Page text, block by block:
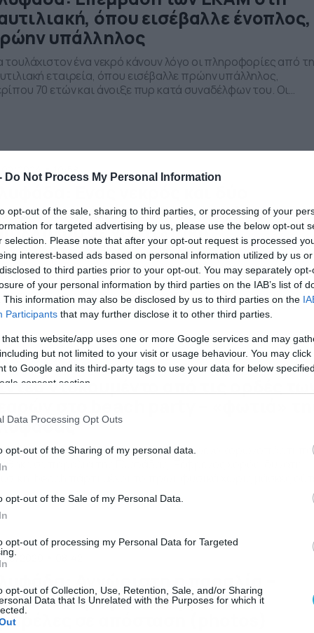
Do Not Process My Personal Information
opt-out of the sale, sharing to third parties, or processing of your
for targeted advertising by us, please use the below opt-out
selection. Please note that after your opt-out request is processed
interest-based ads based on personal information utilized by us
to third parties prior to your opt-out. You may separately
of your personal information by third parties on the IAB’s list of
This information may also be disclosed by us to third parties on the
Participants that may further disclose it to other third parties.
that this website/app uses one or more Google services and may
but not limited to your visit or usage behaviour. You may
to Google and its third-party tags to use your data for below
consent section.
Data Processing Opt Outs
opt-out of the Sharing of my personal data.
opt-out of the Sale of my Personal Data.
opt-out of processing my Personal Data for Targeted
opt-out of Collection, Use, Retention, Sale, and/or Sharing
Data that Is Unrelated with the Purposes for which it
όπου εισέβαλλε ένοπλος,
υπάλληλος
τουλάχιστον ένα νεκρό κάνουν λόγο οι πληροφορίες από τη
εταιρεία, όπου εισέβαλλε πρώην υπάλληλος,
70 ετών και άνοιξε πυρ κατά συναδέλφων του. Οι
02/2024
από επίθεση απολυμένου
σε ναυτιλιακή
τραγωδία στη Γλυφάδα, καθώς πρώην υπάλληλος
εταιρείας, ο οποίος φέρεται να είχε απολυθεί
εισεβαλλε με όπλο και πυροβόλησε κατά πάντων.
σήμανε συναγερμός στην αστυνομία, σύμφωνα με τις
πληροφορίες, εμπλεκόμενος φέρεται να είναι ένας
από τους πυροβολισμούς στην εταιρεία που
στην […]
06/2021 20:25
ντοκουμέντο από τις ορδές των
ελέγχου βγήκε η κατάσταση σε ξέφρενο κορωνοπάρτι που
σε παραλία της Γλυφάδας. Ξέφρενος χορός, δυνατή
ασφαλείας. Περίπου 2.000 άτομα έχουν
παραλία της Γλυφάδας σα να μην υπάρχει πια ο κορονοϊός.
για… προσάναμμα Η κατάσταση ξεφεύγει γρήγορα.
2020
Γλυφάδα: Αγνώριστη η παραλία –
με νέα άμμο και
σε απόσταση (photos)